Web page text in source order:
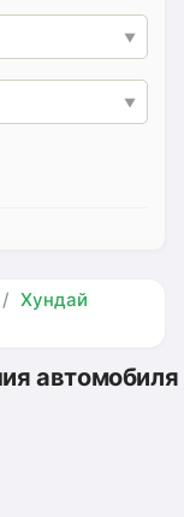
Хундай
автомобиля